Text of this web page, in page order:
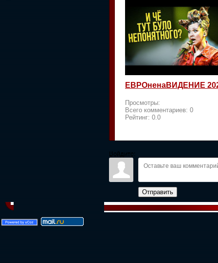
ЕВРОненаВИДЕНИЕ
Просмотры:
Всего комментариев: 0
Рейтинг: 0.0
Войдите:
Отправить